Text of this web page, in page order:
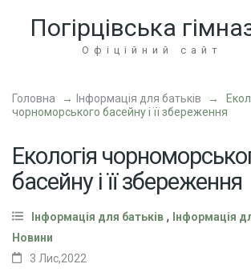
Enter)
Погірцівська
Офіційний сайт
Головна → Інформація для батьків →
чорноморського басейну і її збереження
Екологія
басейну і її збереження
Інформація для батьків , Інформація
Новини
3 Лис,2022